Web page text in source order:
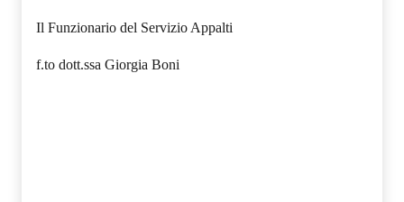
Il Funzionario del Servizio Appalti
f.to dott.ssa Giorgia Boni